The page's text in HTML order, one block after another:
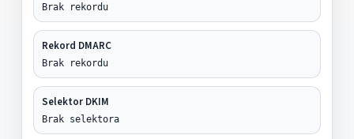
Brak rekordu
Rekord DMARC
Brak rekordu
Selektor DKIM
Brak selektora